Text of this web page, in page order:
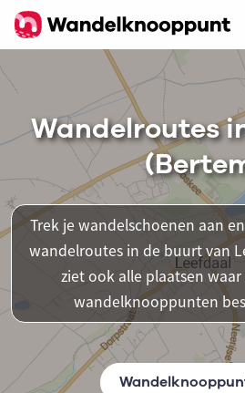
Wandelroutes
Trek je wandelschoenen aan
wandelroutes in de buurt van
ziet ook alle plaatsen
wandelknooppunten